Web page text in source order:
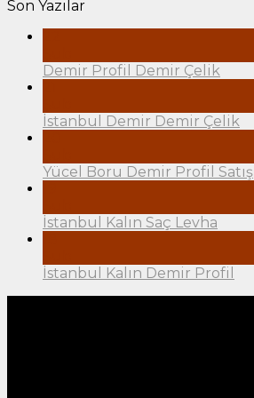
Son Yazılar
Demir Profil Demir Çelik
İstanbul Demir Demir Çelik
Yücel Boru Demir Profil Satış
İstanbul Kalın Saç Levha
İstanbul Kalın Demir Profil